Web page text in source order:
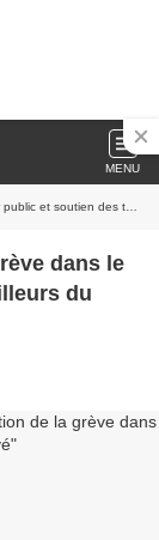
MENU
des travailleurs du privé
dans le
du